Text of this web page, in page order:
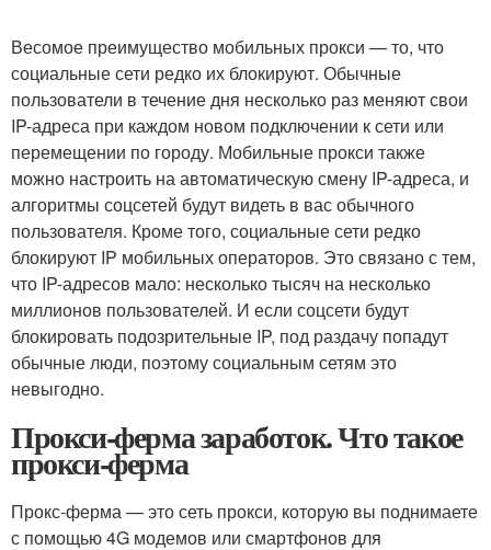
Весомое преимущество мобильных прокси — то, что
социальные сети редко их блокируют. Обычные
пользователи в течение дня несколько раз меняют свои
IP-адреса при каждом новом подключении к сети или
перемещении по городу. Мобильные прокси также
можно настроить на автоматическую смену IP-адреса, и
алгоритмы соцсетей будут видеть в вас обычного
пользователя. Кроме того, социальные сети редко
блокируют IP мобильных операторов. Это связано с тем,
что IP-адресов мало: несколько тысяч на несколько
миллионов пользователей. И если соцсети будут
блокировать подозрительные IP, под раздачу попадут
обычные люди, поэтому социальным сетям это
невыгодно.
Прокси-ферма заработок. Что такое
прокси-ферма
Прокс-ферма — это сеть прокси, которую вы поднимаете
с помощью 4G модемов или смартфонов для